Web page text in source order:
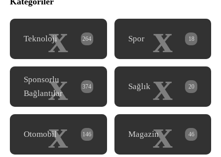
x
Teknoloji 264 x
Spor 18
x
Sponsorlu
Bağlantılar
374 x
Sağlık 20
x
Otomobil 146 x
Magazin 46